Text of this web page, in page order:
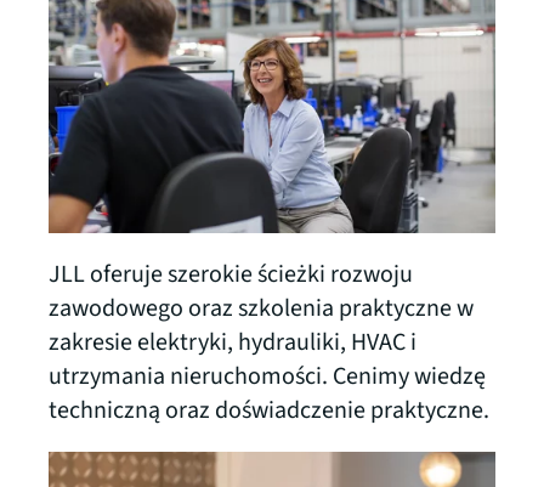
JLL oferuje szerokie ścieżki rozwoju
zawodowego oraz szkolenia praktyczne w
zakresie elektryki, hydrauliki, HVAC i
utrzymania nieruchomości. Cenimy wiedzę
techniczną oraz doświadczenie praktyczne.